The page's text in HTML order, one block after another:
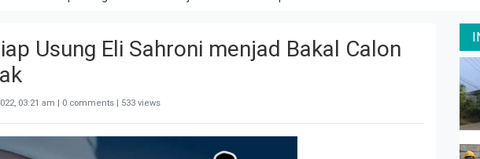
Usung Eli Sahroni menjad Bakal Calon
03:21 am | 0 comments | 533 views